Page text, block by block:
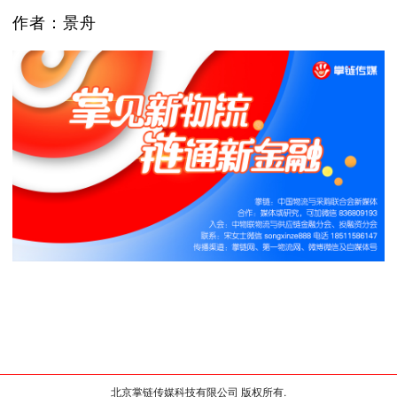
作者：景舟
北京掌链传媒科技有限公司 版权所有.